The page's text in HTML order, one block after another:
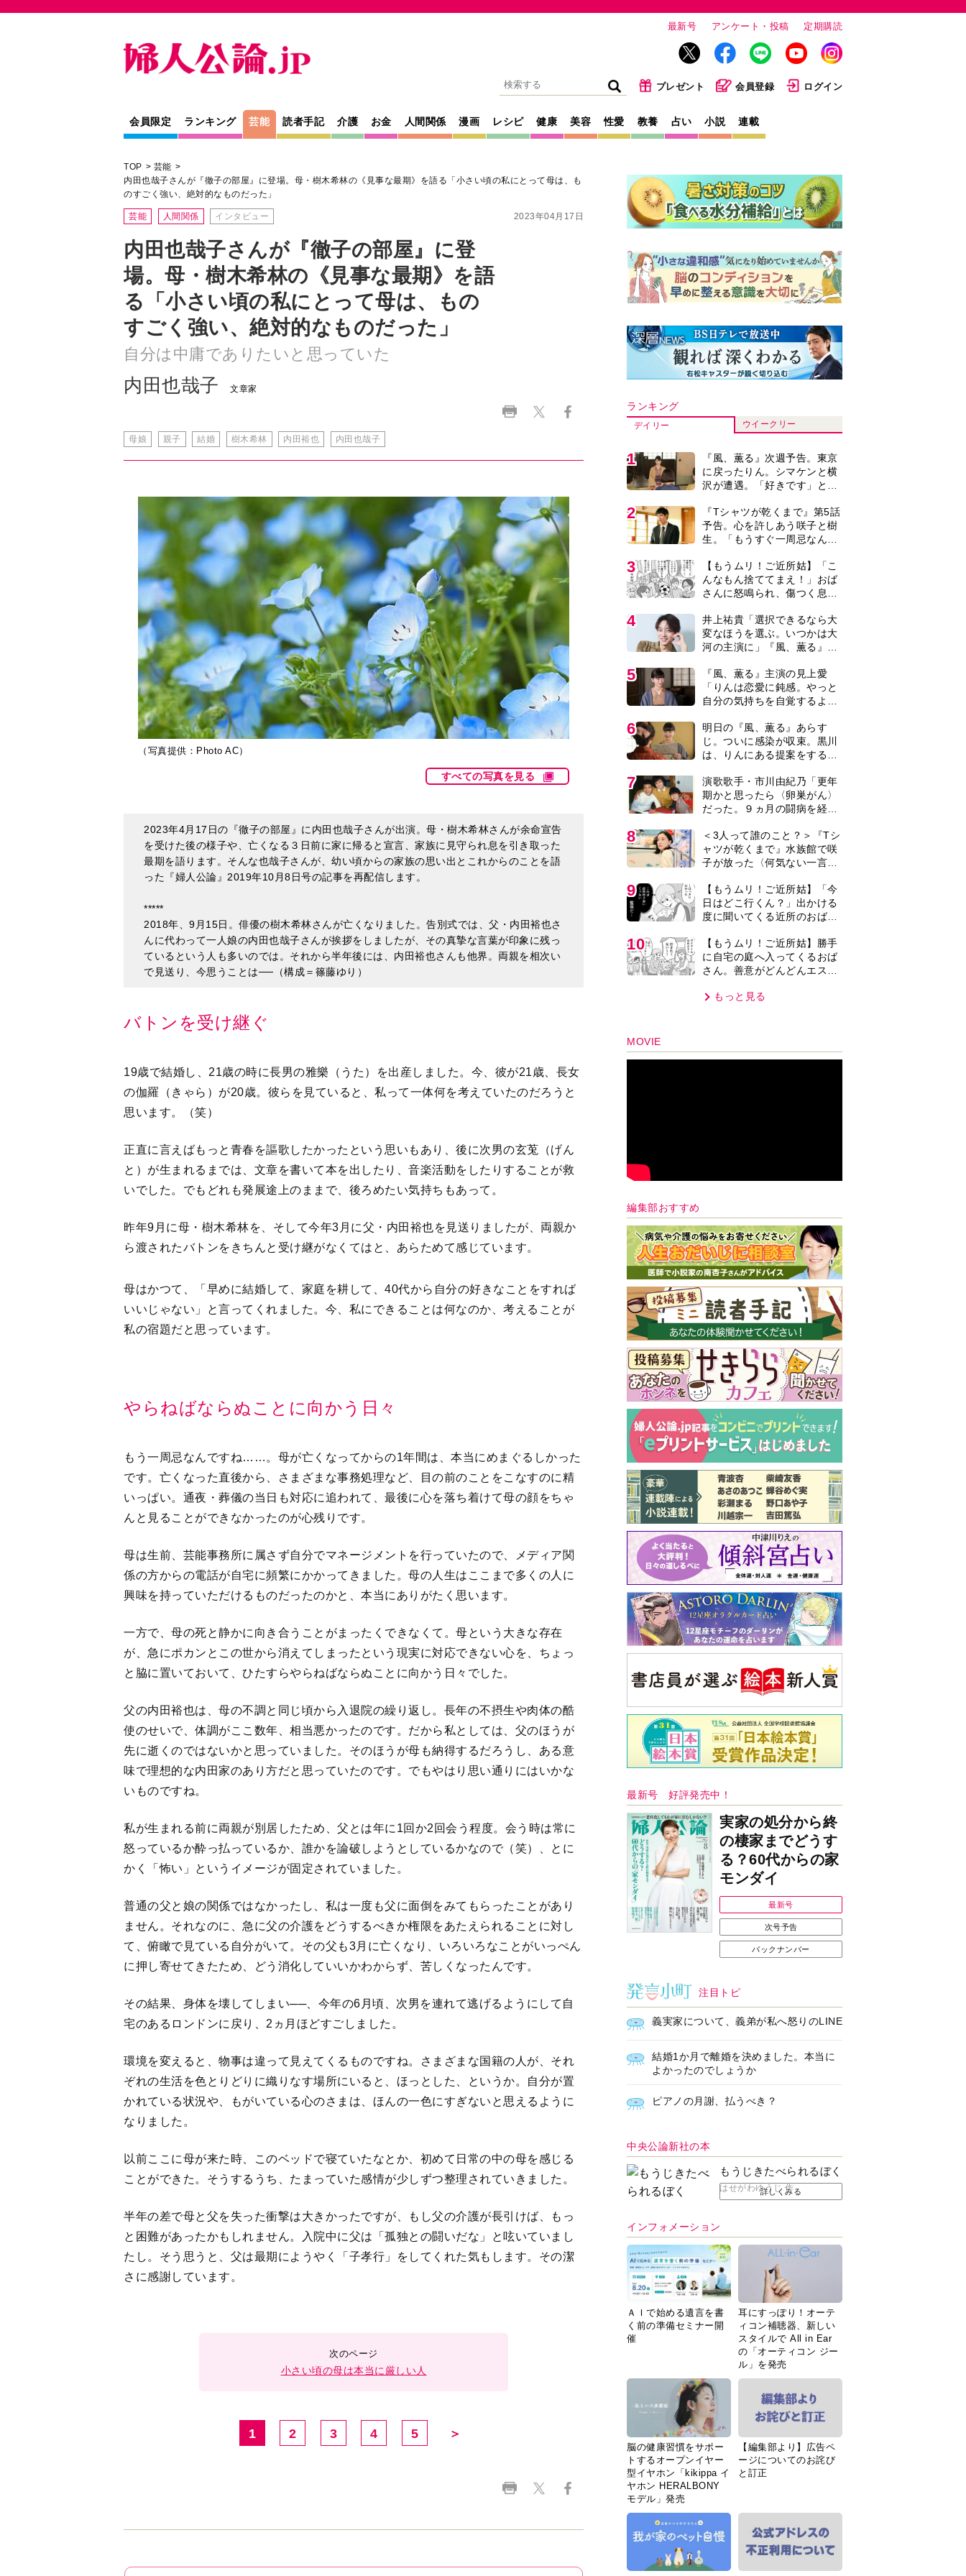
最新号 アンケート・投稿 定期購読
プレゼント 会員登録 ログイン
会員限定 ランキング 芸能 読者手記 介護 お金 人間関係 漫画 レシピ 健康 美容 性愛 教養 占い 小説 連載
TOP
芸能
内田也哉子さんが『徹子の部屋』に登場。母・樹木希林の《見事な最期》を語る「小さい頃の私にとって母は、も
のすごく強い、絶対的なものだった」
2023年04月17日
芸能 人間関係 インタビュー
内田也哉子さんが『徹子の部屋』に登
場。母・樹木希林の《見事な最期》を語
る「小さい頃の私にとって母は、もの
すごく強い、絶対的なものだった」
自分は中庸でありたいと思っていた
内田也哉子 文章家
母娘 親子 結婚 樹木希林 内田裕也 内田也哉子
（写真提供：Photo AC）
すべての写真を見る
2023年4月17日の『徹子の部屋』に内田也哉子さんが出演。母・樹木希林さんが余命宣告
を受けた後の様子や、亡くなる３日前に家に帰ると宣言、家族に見守られ息を引き取った
最期を語ります。そんな也哉子さんが、幼い頃からの家族の思い出とこれからのことを語
った『婦人公論』2019年10月8日号の記事を再配信します。
*****
2018年、9月15日。俳優の樹木希林さんが亡くなりました。告別式では、父・内田裕也さ
んに代わって一人娘の内田也哉子さんが挨拶をしましたが、その真摯な言葉が印象に残っ
ているという人も多いのでは。それから半年後には、内田裕也さんも他界。両親を相次い
で見送り、今思うことは──（構成＝篠藤ゆり）
バトンを受け継ぐ
19歳で結婚し、21歳の時に長男の雅樂（うた）を出産しました。今、彼が21歳、長女
の伽羅（きゃら）が20歳。彼らを見ていると、私って一体何を考えていたのだろうと
思います。（笑）
正直に言えばもっと青春を謳歌したかったという思いもあり、後に次男の玄莵（げん
と）が生まれるまでは、文章を書いて本を出したり、音楽活動をしたりすることが救
いでした。でもどれも発展途上のままで、後ろめたい気持ちもあって。
昨年9月に母・樹木希林を、そして今年3月に父・内田裕也を見送りましたが、両親か
ら渡されたバトンをきちんと受け継がなくてはと、あらためて感じています。
母はかつて、「早めに結婚して、家庭を耕して、40代から自分の好きなことをすれば
いいじゃない」と言ってくれました。今、私にできることは何なのか、考えることが
私の宿題だと思っています。
やらねばならぬことに向かう日々
もう一周忌なんですね……。母が亡くなってからの1年間は、本当にめまぐるしかった
です。亡くなった直後から、さまざまな事務処理など、目の前のことをこなすのに精
いっぱい。通夜・葬儀の当日も対応に追われて、最後に心を落ち着けて母の顔をちゃ
んと見ることができなかったのが心残りです。
母は生前、芸能事務所に属さず自分でマネージメントを行っていたので、メディア関
係の方からの電話が自宅に頻繁にかかってきました。母の人生はここまで多くの人に
興味を持っていただけるものだったのかと、本当にありがたく思います。
一方で、母の死と静かに向き合うことがまったくできなくて。母という大きな存在
が、急にポカンとこの世から消えてしまったという現実に対応できない心を、ちょっ
と脇に置いておいて、ひたすらやらねばならぬことに向かう日々でした。
父の内田裕也は、母の不調と同じ頃から入退院の繰り返し。長年の不摂生や肉体の酷
使のせいで、体調がここ数年、相当悪かったのです。だから私としては、父のほうが
先に逝くのではないかと思っていました。そのほうが母も納得するだろうし、ある意
味で理想的な内田家のあり方だと思っていたのです。でもやはり思い通りにはいかな
いものですね。
私が生まれる前に両親が別居したため、父とは年に1回か2回会う程度。会う時は常に
怒っているか酔っ払っているか、誰かを論破しようとしているかなので（笑）、とに
かく「怖い」というイメージが固定されていました。
普通の父と娘の関係ではなかったし、私は一度も父に面倒をみてもらったことがあり
ません。それなのに、急に父の介護をどうするべきか権限をあたえられることに対し
て、俯瞰で見ている自分がいて。その父も3月に亡くなり、いろいろなことがいっぺん
に押し寄せてきたため、どう消化していいかわからず、苦しくなったんです。
その結果、身体を壊してしまい──、今年の6月頃、次男を連れて逃げるようにして自
宅のあるロンドンに戻り、2ヵ月ほどすごしました。
環境を変えると、物事は違って見えてくるものですね。さまざまな国籍の人が、それ
ぞれの生活を色とりどりに織りなす場所にいると、ほっとした、というか。自分が置
かれている状況や、もがいている心のさまは、ほんの一色にすぎないと思えるように
なりました。
以前ここに母が来た時、このベッドで寝ていたなとか、初めて日常の中の母を感じる
ことができた。そうするうち、たまっていた感情が少しずつ整理されていきました。
半年の差で母と父を失った衝撃は大きかったですが、もし父の介護が長引けば、もっ
と困難があったかもしれません。入院中に父は「孤独との闘いだな」と呟いていまし
たし。そう思うと、父は最期にようやく「子孝行」をしてくれた気もします。その潔
さに感謝しています。
小さい頃の母は本当に厳しい人
1 2 3 4 5 ＞
ランキング
デイリー ウイークリー
1
『風、薫る』次週予告。東京
に戻ったりん。シマケンと横
沢が遭遇。「好きです」と告
2
『Tシャツが乾くまで』第5話
予告。心を許しあう咲子と樹
生。「もうすぐ一周忌なんで
レあり＞
3
【もうムリ！ご近所姑】「こ
んなもん捨ててまえ！」おば
さんに怒鳴られ、傷つく息
【第3話】
4
井上祐貴「選択できるなら大
変なほうを選ぶ。いつかは大
河の主演に」『風、薫る』で
5
『風、薫る』主演の見上愛
「りんは恋愛に鈍感。やっと
自分の気持ちを自覚するよう
6
明日の『風、薫る』あらす
じ。ついに感染が収束。黒川
は、りんにある提案をする＜
7
演歌歌手・市川由紀乃「更年
期かと思ったら〈卵巣がん〉
だった。９ヵ月の闘病を経て
紙を今も支えに」【2026上半
期BEST】
8
＜3人って誰のこと？＞『Tシ
ャツが乾くまで』水族館で咲
子が放った〈何気ない一言〉
線？」「子どもの話だと…」
9
【もうムリ！ご近所姑】「今
日はどこ行くん？」出かける
度に聞いてくる近所のおばさ
まり…【第1話】
10
【もうムリ！ご近所姑】勝手
に自宅の庭へ入ってくるおば
さん。善意がどんどんエスカ
もっと見る
MOVIE
編集部おすすめ
最新号 好評発売中！
実家の処分から終
の棲家までどうす
る？60代からの家
モンダイ
最新号
次号予告
バックナンバー
注目トピ
義実家について、義弟が私へ怒りのLINE
結婚1か月で離婚を決めました。本当に
よかったのでしょうか
ピアノの月謝、払うべき？
中央公論新社の本
もうじきたべられるぼく
はせがわゆうじ 作
詳しくみる
インフォメーション
ＡＩで始める遺言を書
く前の準備セミナー開
催
耳にすっぽり！オーテ
ィコン補聴器、新しい
スタイルで All in Ear
の「オーティコン ジー
ル」を発売
脳の健康習慣をサポー
トするオープンイヤー
型イヤホン「kikippa イ
ヤホン HERALBONY
モデル」発売
【編集部より】広告ペ
ージについてのお詫び
と訂正